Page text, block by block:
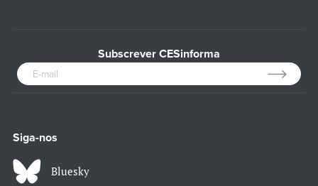
Subscrever CESinforma
Siga-nos
Bluesky